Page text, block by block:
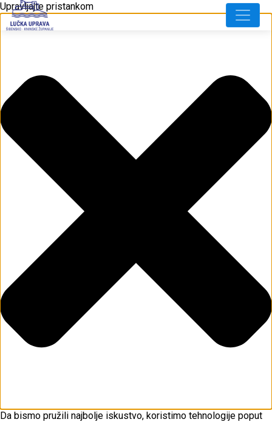
Upravljajte pristankom
Da bismo pružili najbolje iskustvo, koristimo tehnologije poput